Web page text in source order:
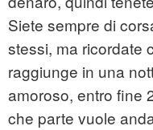
Siete sempre di
stessi, ma ricordate
raggiunge in una
amoroso, entro fine
che parte vuole